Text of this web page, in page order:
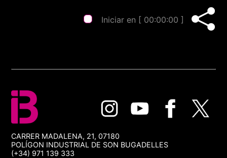
Iniciar en [ 00:00:00 ]
CARRER MADALENA, 21, 07180
POLÍGON INDUSTRIAL DE SON BUGADELLES
(+34) 971 139 333